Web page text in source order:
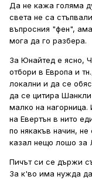
Да не кажа голяма
света не са
въпросния "фен",
мога да го разбера.
За Юнайтед е ясно,
отбори в Европа и
локални и да се
да се цитира
малко на
на Евертън в нито
по някакъв начин,
казал нещо лошо за
Пичът си се държи
За к'во има нужда